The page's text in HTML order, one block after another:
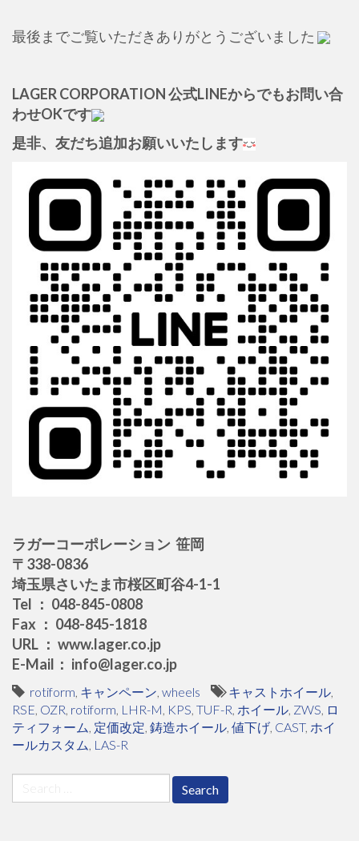
最後までご覧いただきありがとうございました
LAGER CORPORATION 公式LINEからでもお問い合
わせOKです
是非、友だち追加お願いいたします
ラガーコーポレーション 笹岡
〒338-0836
埼玉県さいたま市桜区町谷4-1-1
Tel ： 048-845-0808
Fax ： 048-845-1818
URL ： www.lager.co.jp
E-Mail： info@lager.co.jp
rotiform キャンペーン wheels キャストホイール
RSE OZR rotiform LHR-M KPS TUF-R ホイール ZWS ロ
ティフォーム 定価改定 鋳造ホイール 値下げ CAST, ホイ
ールカスタム LAS-R
for: